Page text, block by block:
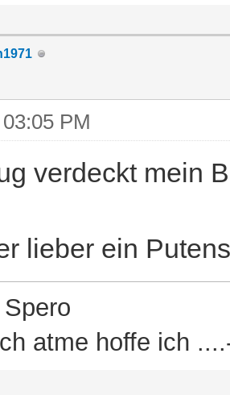
PM
verdeckt mein
lieber ein
atme hoffe ich